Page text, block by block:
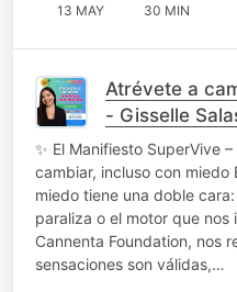
13 MAY 30 MIN
Atrévete a
- Gisselle
✨ El Manifiesto SuperVive
cambiar, incluso con miedo
miedo tiene una doble
paraliza o el motor que nos
Cannenta Foundation, nos
sensaciones son válidas,…